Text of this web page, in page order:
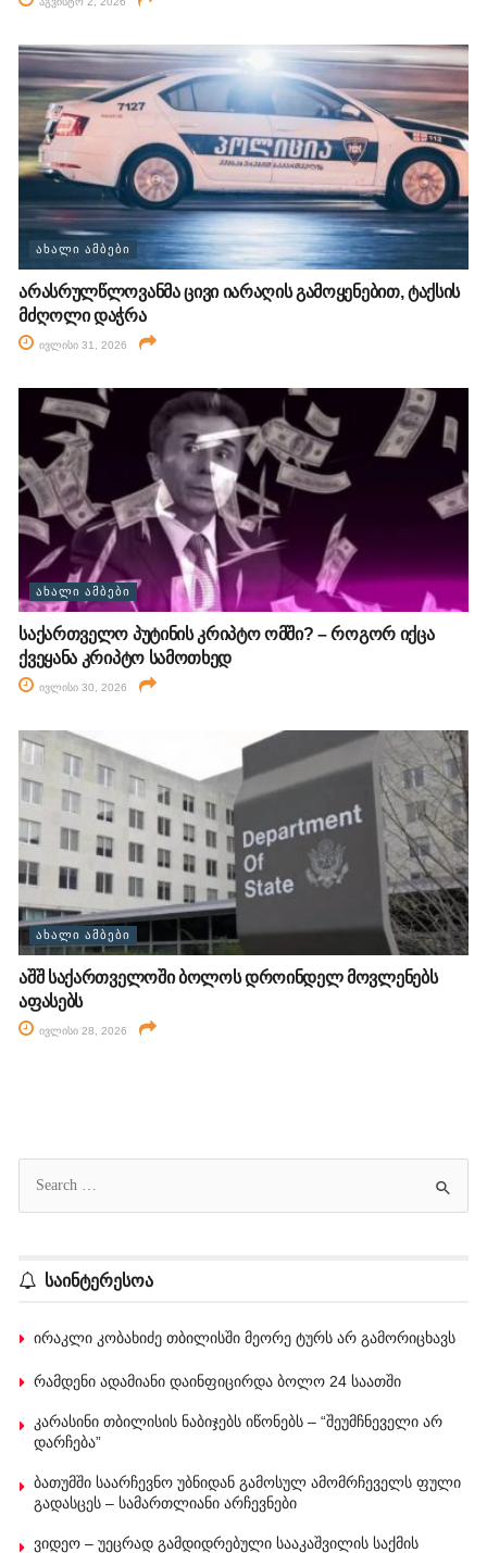
ᲐᲮᲐᲚᲘ ᲐᲛᲑᲔᲑᲘ
არასრულწლოვანმა ცივი იარაღის გამოყენებით, ტაქსის
მძღოლი დაჭრა
ივლისი 31, 2026
ᲐᲮᲐᲚᲘ ᲐᲛᲑᲔᲑᲘ
საქართველო პუტინის კრიპტო ომში? – როგორ იქცა
ქვეყანა კრიპტო სამოთხედ
ივლისი 30, 2026
ᲐᲮᲐᲚᲘ ᲐᲛᲑᲔᲑᲘ
აშშ საქართველოში ბოლოს დროინდელ მოვლენებს
აფასებს
ივლისი 28, 2026
საინტერესოა
ირაკლი კობახიძე თბილისში მეორე ტურს არ გამორიცხავს
რამდენი ადამიანი დაინფიცირდა ბოლო 24 საათში
კარასინი თბილისის ნაბიჯებს იწონებს – “შეუმჩნეველი არ
დარჩება”
ბათუმში საარჩევნო უბნიდან გამოსულ ამომრჩეველს ფული
გადასცეს – სამართლიანი არჩევნები
ვიდეო – უეცრად გამდიდრებული სააკაშვილის საქმის